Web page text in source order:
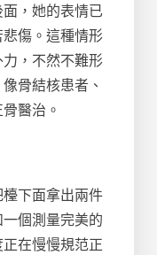
，她的表情已
傷。這種情形
，不然不難形
骨結核患者、
醫治。
下面拿出兩件
個測量完美的
在慢慢規范正